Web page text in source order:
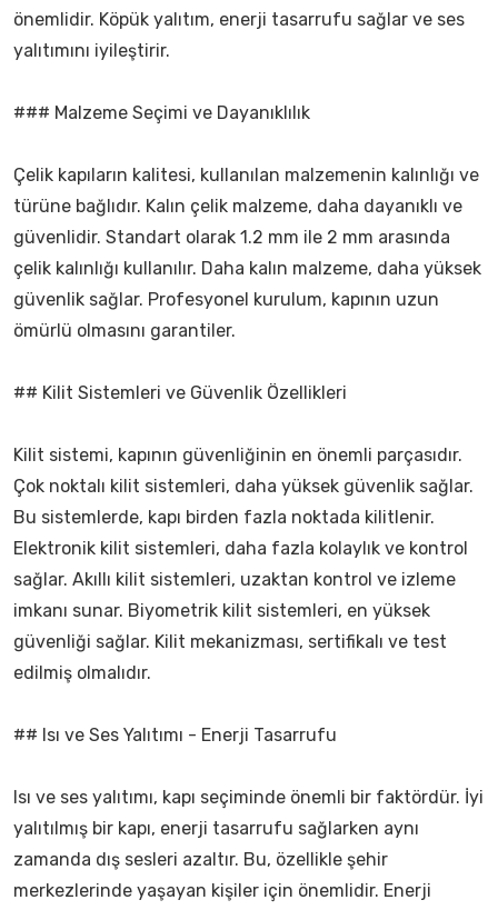
önemlidir. Köpük yalıtım, enerji tasarrufu sağlar ve ses
yalıtımını iyileştirir.
### Malzeme Seçimi ve Dayanıklılık
Çelik kapıların kalitesi, kullanılan malzemenin kalınlığı ve
türüne bağlıdır. Kalın çelik malzeme, daha dayanıklı ve
güvenlidir. Standart olarak 1.2 mm ile 2 mm arasında
çelik kalınlığı kullanılır. Daha kalın malzeme, daha yüksek
güvenlik sağlar. Profesyonel kurulum, kapının uzun
ömürlü olmasını garantiler.
## Kilit Sistemleri ve Güvenlik Özellikleri
Kilit sistemi, kapının güvenliğinin en önemli parçasıdır.
Çok noktalı kilit sistemleri, daha yüksek güvenlik sağlar.
Bu sistemlerde, kapı birden fazla noktada kilitlenir.
Elektronik kilit sistemleri, daha fazla kolaylık ve kontrol
sağlar. Akıllı kilit sistemleri, uzaktan kontrol ve izleme
imkanı sunar. Biyometrik kilit sistemleri, en yüksek
güvenliği sağlar. Kilit mekanizması, sertifikalı ve test
edilmiş olmalıdır.
## Isı ve Ses Yalıtımı - Enerji Tasarrufu
Isı ve ses yalıtımı, kapı seçiminde önemli bir faktördür. İyi
yalıtılmış bir kapı, enerji tasarrufu sağlarken aynı
zamanda dış sesleri azaltır. Bu, özellikle şehir
merkezlerinde yaşayan kişiler için önemlidir. Enerji